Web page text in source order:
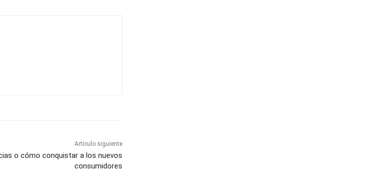
Artículo siguiente
o cómo conquistar a los nuevos
consumidores